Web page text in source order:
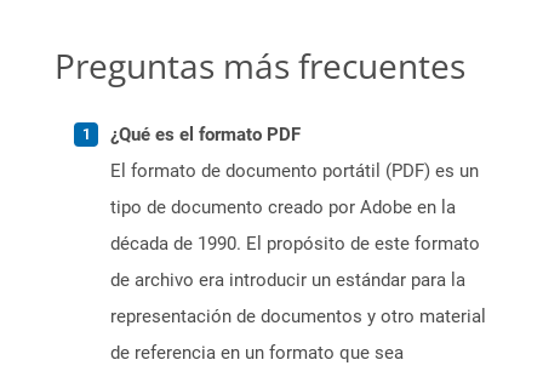
Preguntas más frecuentes
¿Qué es el formato PDF
El formato de documento portátil (PDF) es un
tipo de documento creado por Adobe en la
década de 1990. El propósito de este formato
de archivo era introducir un estándar para la
representación de documentos y otro material
de referencia en un formato que sea